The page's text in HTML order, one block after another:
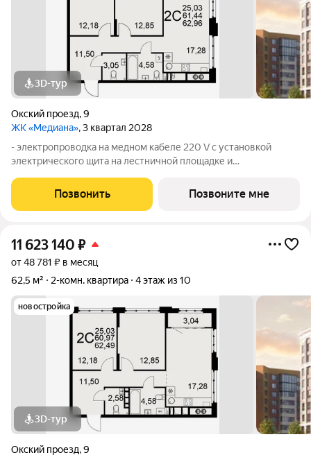
3D-тур
Окский проезд,9
ЖК «Медиана», 3 квартал 2028
- электропроводка на медном кабеле 220 V с установкой
электрического щита на лестничной площадке и
стен, кроме стен лоджий, откосов дверных и оконных
проемов, ниш прохождения стояков
Позвонить Позвоните мне
11 623 140 ₽
от 48 781 ₽ в месяц
62,5 м²
2-комн. квартира 4 этаж из 10
новостройка
3D-тур
Окский проезд,9